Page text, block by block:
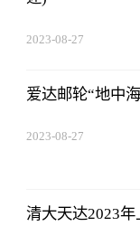
2023-08-27
爱达邮轮“地中
2023-08-27
清大天达2023